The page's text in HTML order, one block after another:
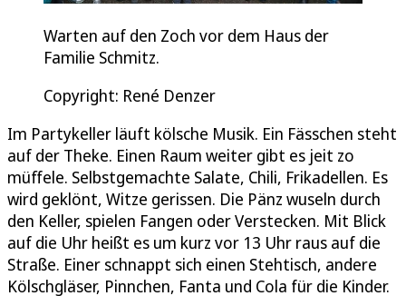
Warten auf den Zoch vor dem Haus der
Familie Schmitz.
Copyright: René Denzer
Im Partykeller läuft kölsche Musik. Ein Fässchen steht
auf der Theke. Einen Raum weiter gibt es jeit zo
müffele. Selbstgemachte Salate, Chili, Frikadellen. Es
wird geklönt, Witze gerissen. Die Pänz wuseln durch
den Keller, spielen Fangen oder Verstecken. Mit Blick
auf die Uhr heißt es um kurz vor 13 Uhr raus auf die
Straße. Einer schnappt sich einen Stehtisch, andere
Kölschgläser, Pinnchen, Fanta und Cola für die Kinder.